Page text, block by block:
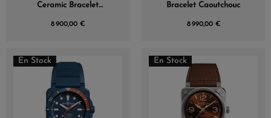
Ceramic Bracelet
8 900,00 €
Bracelet Caoutchouc
8 990,00 €
En Stock En Stock